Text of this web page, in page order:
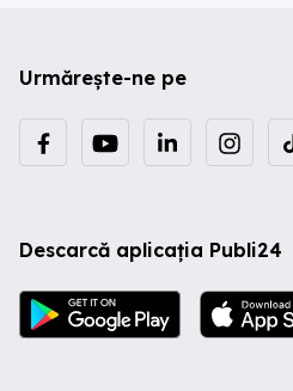
Urmărește-ne pe
Descarcă aplicația Publi24